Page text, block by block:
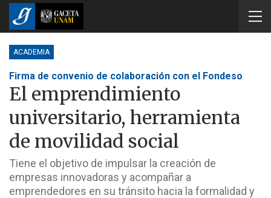
ACADEMIA
Firma de convenio de colaboración con el Fondeso
El emprendimiento
universitario, herramienta
de movilidad social
Tiene el objetivo de impulsar la creación de
empresas innovadoras y acompañar a
emprendedores en su tránsito hacia la formalidad y